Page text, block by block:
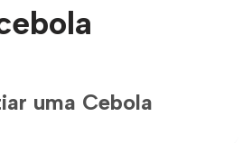
uma Cebola